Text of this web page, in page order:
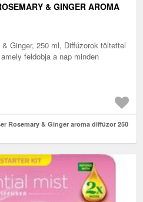
& GINGER AROMA
Ginger, 250 ml, Diffúzorok töltettel
feldobja a nap minden
Rosemary & Ginger aroma diffúzor 250